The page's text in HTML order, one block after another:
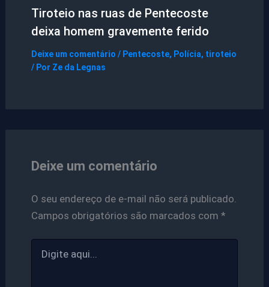
Tiroteio nas ruas de Pentecoste
deixa homem gravemente ferido
Deixe um comentário / Pentecoste, Polícia, tiroteio
/ Por Ze da Legnas
Deixe um comentário
O seu endereço de e-mail não será publicado.
Campos obrigatórios são marcados com *
aqui...